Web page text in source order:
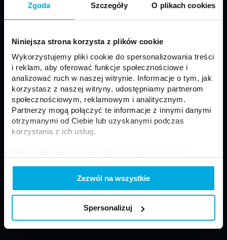
Zgoda Szczegóły O plikach cookies
Niniejsza strona korzysta z plików cookie
Wykorzystujemy pliki cookie do spersonalizowania treści
i reklam, aby oferować funkcje społecznościowe i
analizować ruch w naszej witrynie. Informacje o tym, jak
korzystasz z naszej witryny, udostępniamy partnerom
społecznościowym, reklamowym i analitycznym.
Partnerzy mogą połączyć te informacje z innymi danymi
otrzymanymi od Ciebie lub uzyskanymi podczas
korzystania z ich usług.
Zezwól na wszystkie
Spersonalizuj
Zasilacze Sterowniki
Oprawy sufitowe Moduły
Motoryzacja Złącza i akcesoria
Panele LED Naświetlacze LED
Neony LED Lampy zewnętrzne
Materiały do pobrania
Dokumenty reklamacyjne Relacje inwestorskie
Kodeks postępowania